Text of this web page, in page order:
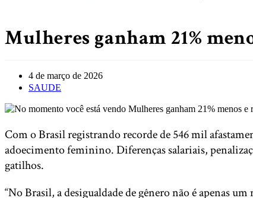
Mulheres ganham 21%
4 de março de 2026
SAUDE
Com o Brasil registrando recorde de 546 mil
adoecimento feminino. Diferenças salariais,
gatilhos.
“No Brasil, a desigualdade de gênero não é apenas